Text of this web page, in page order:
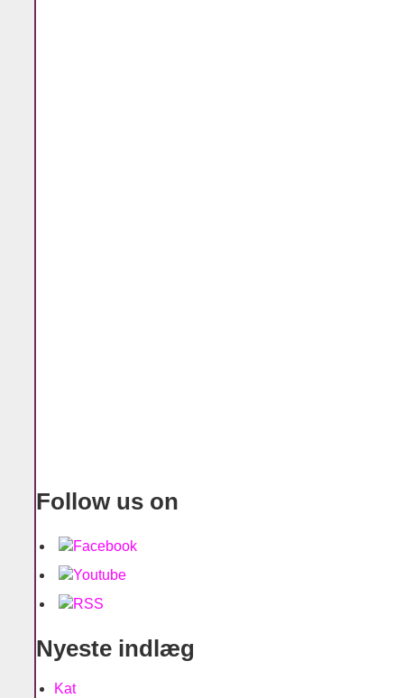
Follow us on
Nyeste indlæg
Kat